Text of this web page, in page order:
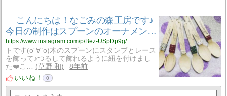
こんにちは！なごみの森工房です♪
今日の制作はスプーンのオーナメン…
https://www.instagram.com/p/Bez-USpDp9g/
トです(о´∀`о)木のスプーンにスタンプとレース
を飾って♪つるして飾れるように紐を付けまし
た❤️こ…
草野 和
8年前
いいね！
0